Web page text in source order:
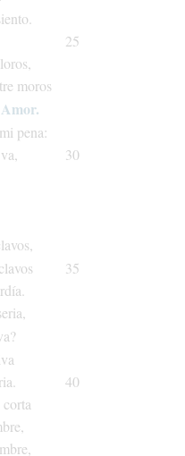
25
moros
Amor.
mi pena:
va,
30
35
40
corta